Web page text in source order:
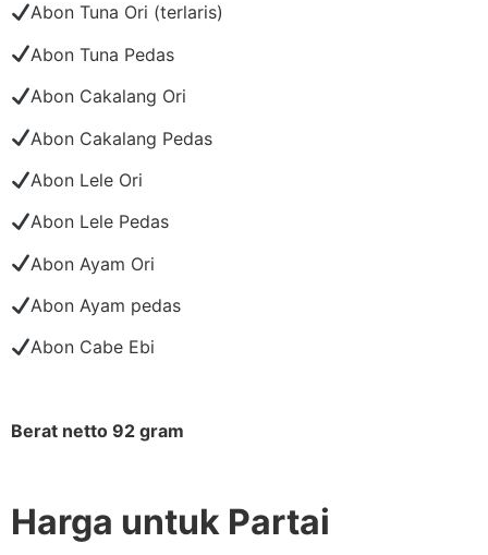
Abon Tuna Ori (terlaris)
Abon Tuna Pedas
Abon Cakalang Ori
Abon Cakalang Pedas
Abon Lele Ori
Abon Lele Pedas
Abon Ayam Ori
Abon Ayam pedas
Abon Cabe Ebi
Berat netto 92 gram
Harga untuk Partai